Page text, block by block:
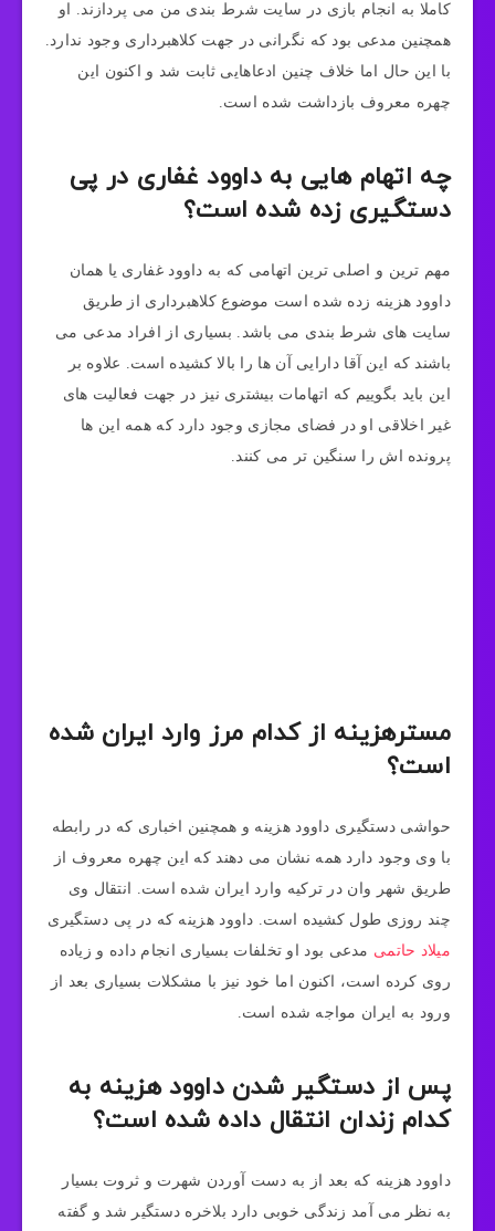
کاملا به انجام بازی در سایت شرط بندی من می پردازند. او
همچنین مدعی بود که نگرانی در جهت کلاهبرداری وجود ندارد.
با این حال اما خلاف چنین ادعاهایی ثابت شد و اکنون این
چهره معروف بازداشت شده است.
چه اتهام هایی به داوود غفاری در پی
دستگیری زده شده است؟
مهم ترین و اصلی ترین اتهامی که به داوود غفاری یا همان
داوود هزینه زده شده است موضوع کلاهبرداری از طریق
سایت های شرط بندی می باشد. بسیاری از افراد مدعی می
باشند که این آقا دارایی آن ها را بالا کشیده است. علاوه بر
این باید بگوییم که اتهامات بیشتری نیز در جهت فعالیت های
غیر اخلاقی او در فضای مجازی وجود دارد که همه این ها
پرونده اش را سنگین تر می کنند.
مسترهزینه از کدام مرز وارد ایران شده
است؟
حواشی دستگیری داوود هزینه و همچنین اخباری که در رابطه
با وی وجود دارد همه نشان می دهند که این چهره معروف از
طریق شهر وان در ترکیه وارد ایران شده است. انتقال وی
چند روزی طول کشیده است. داوود هزینه که در پی دستگیری
میلاد حاتمی مدعی بود او تخلفات بسیاری انجام داده و زیاده
روی کرده است، اکنون اما خود نیز با مشکلات بسیاری بعد از
ورود به ایران مواجه شده است.
پس از دستگیر شدن داوود هزینه به
کدام زندان انتقال داده شده است؟
داوود هزینه که بعد از به دست آوردن شهرت و ثروت بسیار
به نظر می آمد زندگی خوبی دارد بلاخره دستگیر شد و گفته